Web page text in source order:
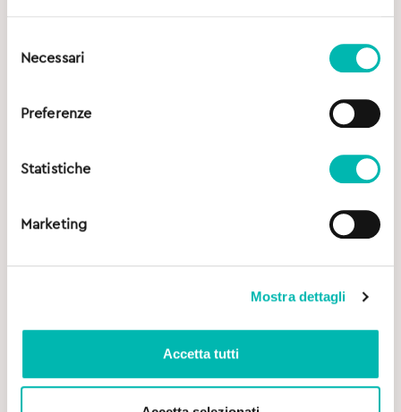
delNecessari
Preferenze
Statistiche
Marketing
Mostra dettagli
Accetta tutti